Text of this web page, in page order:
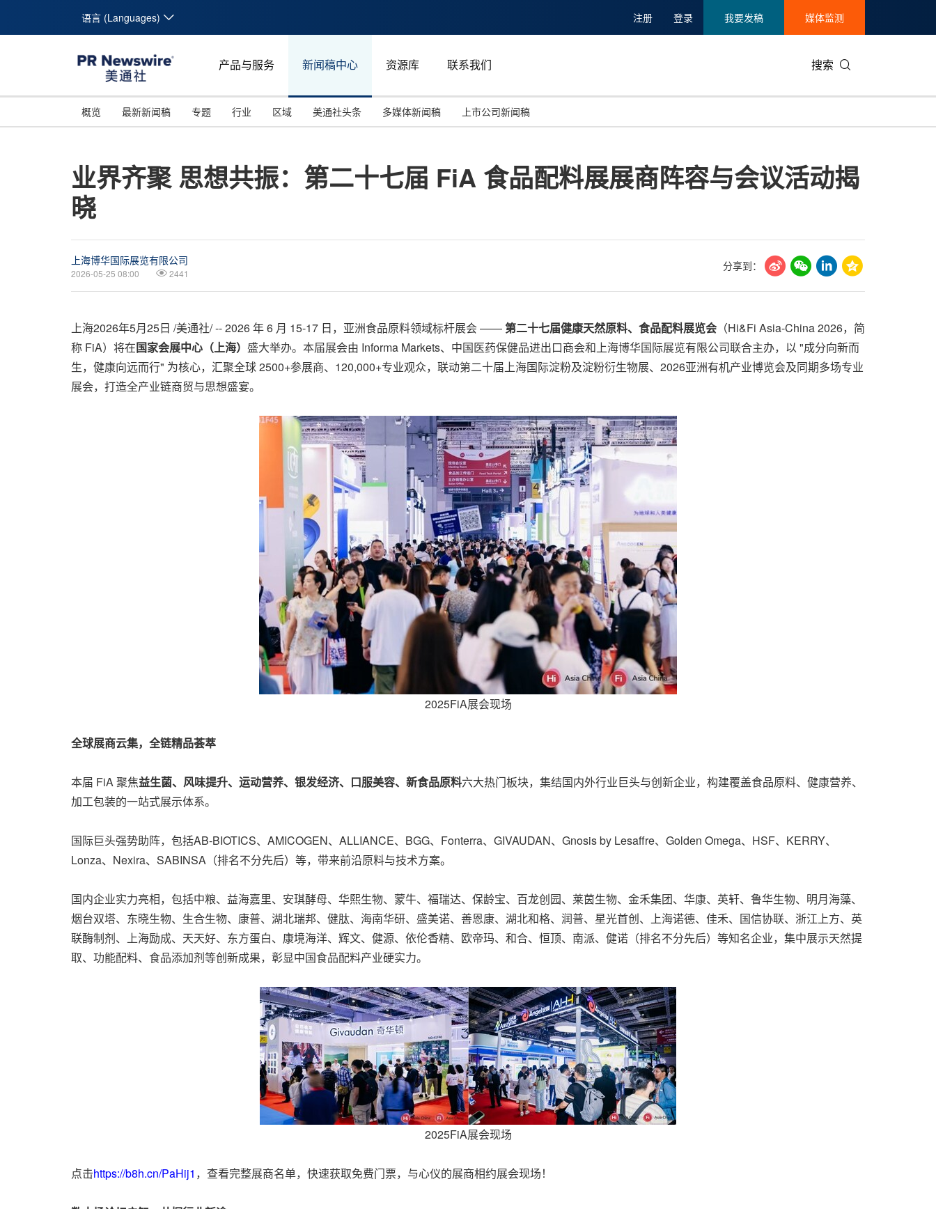
语言 (Languages) 注册 登录 我要发稿 媒体监测
产品与服务 新闻稿中心 资源库 联系我们 搜索
概览 最新新闻稿 专题
投资并购
碳中和
行业
能源化工与环保
娱乐时尚与艺术
区域
马来西亚
新加坡
美通社头条 多媒体新闻稿 上市公司新闻稿
业界齐聚 思想共振：第二十七届 FiA 食品配料展展商阵容与会议活动揭
晓
上海博华国际展览有限公司
2026-05-25 08:00 2441
分享到：
上海2026年5月25日 /美通社/ -- 2026 年 6 月 15-17 日，亚洲食品原料领域标杆展会 ——第二十七届健康天然原料、食品配料展览会 （Hi&Fi Asia-China 2026，简
称 FiA）将在国家会展中心（上海） 盛大举办。本届展会由 Informa Markets、中国医药保健品进出口商会和上海博华国际展览有限公司联合主办，以 "成分向新而
生，健康向远而行" 为核心，汇聚全球 2500+参展商、120,000+专业观众，联动第二十届上海国际淀粉及淀粉衍生物展、2026亚洲有机产业博览会及同期多场专业
展会，打造全产业链商贸与思想盛宴。
2025FiA展会现场
全球展商云集，全链精品荟萃
本届 FiA 聚焦益生菌、风味提升、运动营养、银发经济、口服美容、新食品原料六大热门板块，集结国内外行业巨头与创新企业，构建覆盖食品原料、健康营养、
加工包装的一站式展示体系。
国际巨头强势助阵，包括AB-BIOTICS、AMICOGEN、ALLIANCE、BGG、Fonterra、GIVAUDAN、Gnosis by Lesaffre、Golden Omega、HSF、KERRY、
Lonza、Nexira、SABINSA（排名不分先后）等，带来前沿原料与技术方案。
国内企业实力亮相，包括中粮、益海嘉里、安琪酵母、华熙生物、蒙牛、福瑞达、保龄宝、百龙创园、莱茵生物、金禾集团、华康、英轩、鲁华生物、明月海藻、
烟台双塔、东晓生物、生合生物、康普、湖北瑞邦、健肽、海南华研、盛美诺、善恩康、湖北和格、润普、星光首创、上海诺德、佳禾、国信协联、浙江上方、英
联酶制剂、上海励成、天天好、东方蛋白、康境海洋、辉文、健源、依伦香精、欧帝玛、和合、恒顶、南派、健诺（排名不分先后）等知名企业，集中展示天然提
取、功能配料、食品添加剂等创新成果，彰显中国食品配料产业硬实力。
2025FiA展会现场
点击https://b8h.cn/PaHij1 ，查看完整展商名单，快速获取免费门票，与心仪的展商相约展会现场！